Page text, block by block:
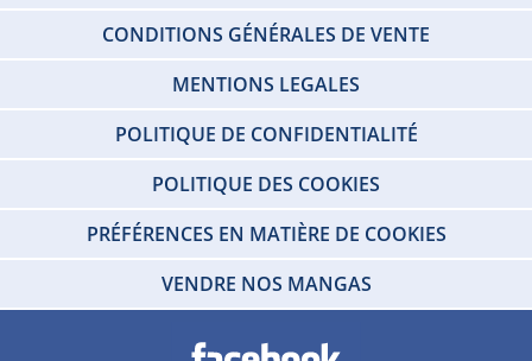
CONDITIONS GÉNÉRALES DE VENTE
MENTIONS LEGALES
POLITIQUE DE CONFIDENTIALITÉ
POLITIQUE DES COOKIES
PRÉFÉRENCES EN MATIÈRE DE COOKIES
VENDRE NOS MANGAS